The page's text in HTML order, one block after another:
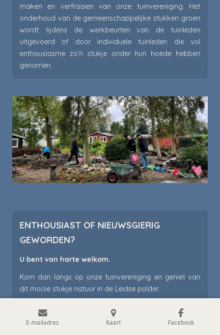
maken en verfraaien van onze tuinvereniging. Het
onderhoud van de gemeenschappelijke stukken groen
wordt tijdens de werkbeurten van de tuinleden
uitgevoerd of door individuele tuinleden die vol
enthousiasme zo’n stukje onder hun hoede hebben
genomen.
ENTHOUSIAST OF NIEUWSGIERIG
GEWORDEN?
U bent van harte welkom.
Kom dan langs op onze tuinvereniging en geniet van
dit mooie stukje natuur in de Leidse polder.
E-mailadres Kaart Facebook